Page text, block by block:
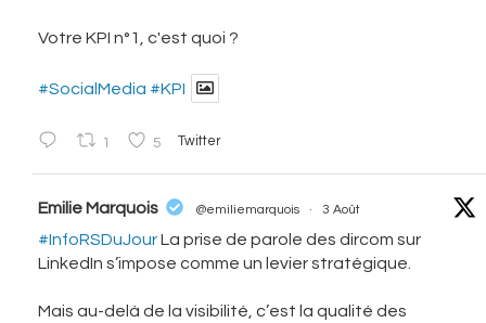
Votre KPI n°1, c'est quoi ?
#SocialMedia #KPI
1 5 Twitter
Emilie Marquois @emiliemarquois · 3 Août
#InfoRSDuJourLa prise de parole des dircom sur
LinkedIn s’impose comme un levier stratégique.
Mais au-delà de la visibilité, c’est la qualité des